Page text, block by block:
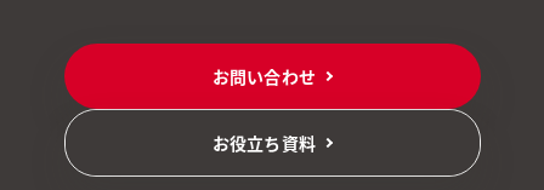
お問い合わせ
お役立ち資料